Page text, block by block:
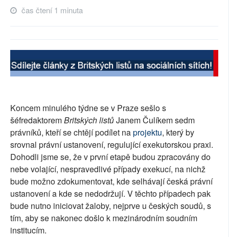
AUTOŘI
SOCIÁLNÍ SÍTĚ
PLNÁ VERZE STRÁNEK
čas čtení 1 minuta
Koncem minulého týdne se v Praze sešlo s
šéfredaktoremBritských listůJanem Čulíkem sedm
právníků, kteří se chtějí podílet naprojektu, který by
srovnal právní ustanovení, regulující exekutorskou praxi.
Dohodli jsme se, že v první etapě budou zpracovány do
nebe volající, nespravedlivé případy exekucí, na nichž
bude možno zdokumentovat, kde selhávají česká právní
ustanovení a kde se nedodržují. V těchto případech pak
bude nutno iniciovat žaloby, nejprve u českých soudů, s
tím, aby se nakonec došlo k mezinárodním soudním
institucím.